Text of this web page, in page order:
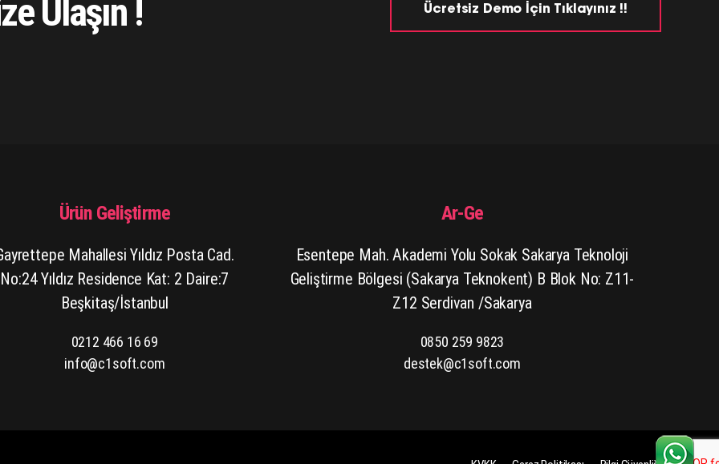
Ulaşın ! Ücretsiz Demo İçin Tıklayınız !!
Ürün Geliştirme
Mahallesi Yıldız Posta Cad.
No:24 Yıldız Residence Kat: 2 Daire:7
Beşkitaş/İstanbul
0212 466 16 69
info@c1soft.com
Ar-Ge
Esentepe Mah. Akademi Yolu Sokak Sakarya Teknoloji
Geliştirme Bölgesi (Sakarya Teknokent) B Blok No: Z11-
Z12 Serdivan /Sakarya
0850 259 9823
destek@c1soft.com